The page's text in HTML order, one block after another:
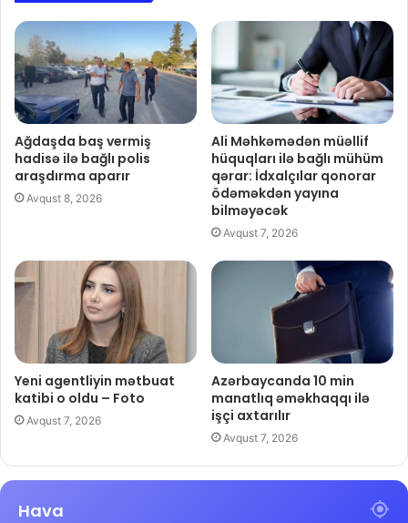
Ağdaşda baş vermiş
hadisə ilə bağlı polis
araşdırma aparır
Avqust 8, 2026
Ali Məhkəmədən müəllif
hüquqları ilə bağlı mühüm
qərar: İdxalçılar qonorar
ödəməkdən yayına
bilməyəcək
Avqust 7, 2026
Yeni agentliyin mətbuat
katibi o oldu – Foto
Avqust 7, 2026
Azərbaycanda 10 min
manatlıq əməkhaqqı ilə
işçi axtarılır
Avqust 7, 2026
Hava